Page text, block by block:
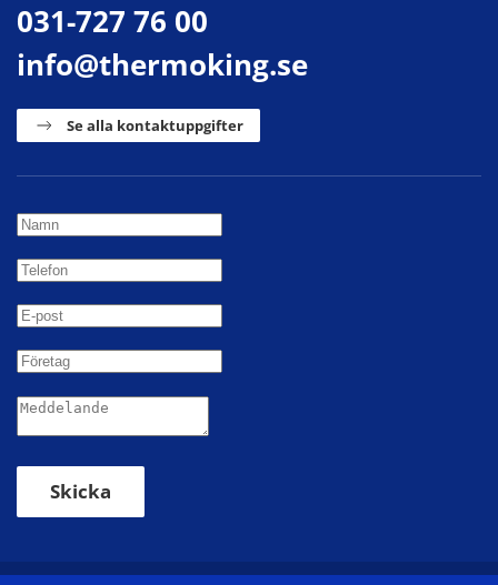
031-727 76 00
info@thermoking.se
Se alla kontaktuppgifter
Skicka